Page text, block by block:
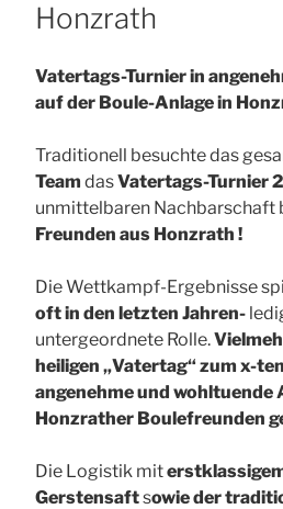
Honzrath
Vatertags-Turnier in
auf der Boule-Anlage in
Traditionell besuchte das
Team dasVatertags-Turnier
unmittelbaren Nachbarschaft
Freunden aus Honzrath !
Die Wettkampf-Ergebnisse
oft in den letzten Jahren-
untergeordnete Rolle.
heiligen „Vatertag“ zum x-
angenehme und wohltuende
Honzrather Boulefreunden
Die Logistik mit
Gerstensaftsowie der